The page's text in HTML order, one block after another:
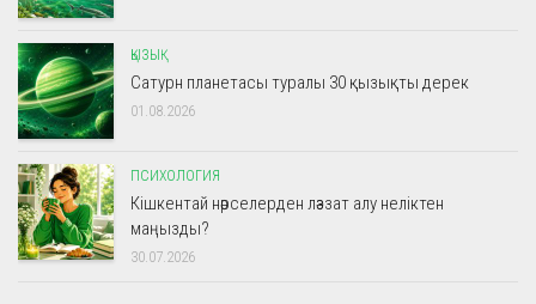
ҚЫЗЫҚ
Сатурн планетасы туралы 30 қызықты дерек
01.08.2026
ПСИХОЛОГИЯ
Кішкентай нәрселерден ләззат алу неліктен
маңызды?
30.07.2026